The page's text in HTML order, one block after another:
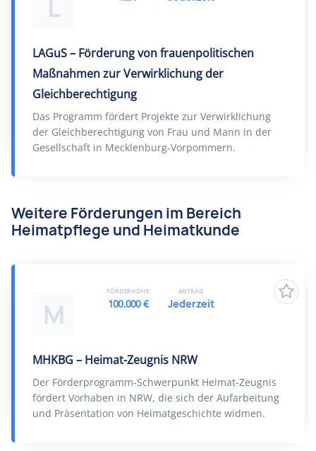
L
LAGuS – Förderung von frauenpolitischen
Maßnahmen zur Verwirklichung der
Gleichberechtigung
Das Programm fördert Projekte zur Verwirklichung
der Gleichberechtigung von Frau und Mann in der
Gesellschaft in Mecklenburg-Vorpommern.
Weitere Förderungen im Bereich
Heimatpflege und Heimatkunde
M
MHKBG – Heimat-Zeugnis NRW
Der Förderprogramm-Schwerpunkt Heimat-Zeugnis
fördert Vorhaben in NRW, die sich der Aufarbeitung
und Präsentation von Heimatgeschichte widmen.
FÖRDERHÖHE
100.000 €
ANTRAG
Jederzeit